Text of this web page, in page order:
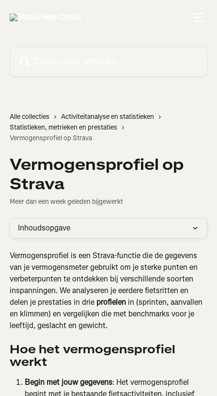
Alle collecties
Activiteitanalyse en statistieken
Statistieken, metrieken en prestaties
Vermogensprofiel op Strava
Vermogensprofiel op
Strava
Meer dan een week geleden bijgewerkt
Inhoudsopgave
Vermogensprofiel is een Strava-functie die de gegevens
van je vermogensmeter gebruikt om je sterke punten en
verbeterpunten te ontdekken bij verschillende soorten
inspanningen. We analyseren je eerdere fietsritten en
delen je prestaties in drie profielen in (sprinten, aanvallen
en klimmen) en vergelijken die met benchmarks voor je
leeftijd, geslacht en gewicht.
Hoe het vermogensprofiel
werkt
Begin met jouw gegevens: Het vermogensprofiel